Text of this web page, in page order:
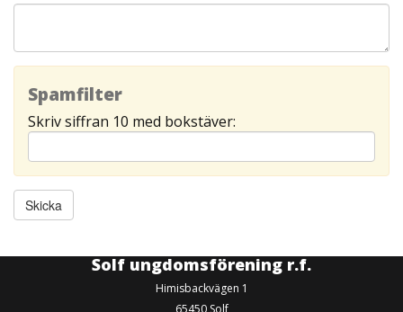
Spamfilter
Skriv siffran 10 med bokstäver:
Solf ungdomsförening r.f.
Himisbackvägen 1
65450 Solf